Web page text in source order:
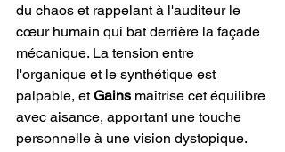
du chaos et rappelant à l'auditeur le
cœur humain qui bat derrière la façade
mécanique. La tension entre
l'organique et le synthétique est
palpable, et Gains maîtrise cet équilibre
avec aisance, apportant une touche
personnelle à une vision dystopique.